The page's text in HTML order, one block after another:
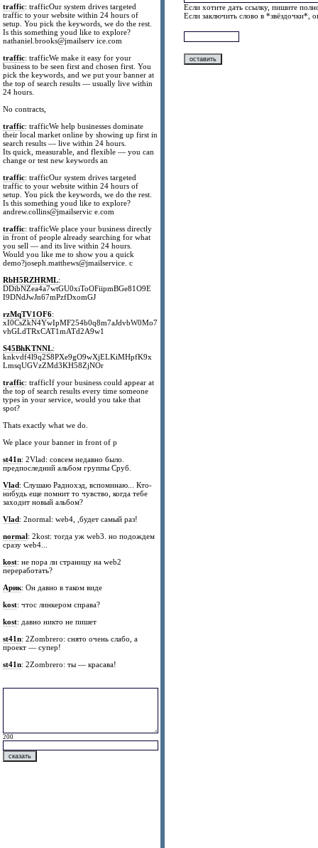
traffic: trafficOur system drives targeted
traffic to your website within 24 hours of
setup. You pick the keywords, we do the rest.
Is this something youd like to explore?
nathaniel.brooks@jmailserv ice.com
traffic: trafficWe make it easy for your
business to be seen first and chosen first. You
pick the keywords, and we put your banner at
the top of search results — usually live within
24 hours.
No contracts,
traffic: trafficWe help businesses dominate
their local market online by showing up first in
search results — live within 24 hours.
Its quick, measurable, and flexible — you can
change or test new keywords an
traffic: trafficOur system drives targeted
traffic to your website within 24 hours of
setup. You pick the keywords, we do the rest.
Is this something youd like to explore?
andrew.collins@jmailservic e.com
traffic: trafficWe place your business directly
in front of people already searching for what
you sell — and its live within 24 hours.
Would you like me to show you a quick
demo?joseph.matthews@jmailservice. c
RbH5RZHRML:
DDibNZea4a7wtGU0xiToOFiipmBGe81O9E
I9DNdJwJn67mPzfDxomGJ
rzMqTV1OF6:
xI0CsZkN4YwIpMF254b0q8m7aJdvbW0Mo7
vhGLdTRxCAT1mATd2A9w1
S45BhKTNNL:
knkvdf4l9q2S8PXe9gO9wXjELKiMHpfK9x
LmsqUGVzZMd3KH58ZjNOr
traffic: trafficIf your business could appear at
the top of search results every time someone
types in your service, would you take that
spot?
Thats exactly what we do.
We place your banner in front of p
st41n: 2Vlad: совсем недавно было.
предпоследний альбом группы Сруб.
Vlad: Слушаю Радиохэд, вспоминаю... Кто-
нибудь еще помнит то чувство, когда тебе
заходит новый альбом?
Vlad: 2normal: web4, ,будет самый раз!
normal: 2kost: тогда уж web3. но подождем
сразу web4...
kost: не пора ли страницу на web2
переработать?
Арик: Он давно в таком виде
kost: чтос линкером справа?
kost: давно никто не пишет
st41n: 2Zombrero: снято очень слабо, а
проект — супер!
st41n: 2Zombrero: ты — красава!
200
Если хотите дать ссылку, пишите
Если заключить слово в *звёздочки*,